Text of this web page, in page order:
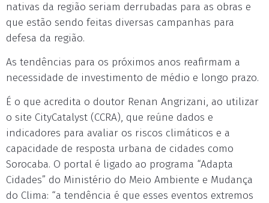
nativas da região seriam derrubadas para as obras e
que estão sendo feitas diversas campanhas para
defesa da região.
As tendências para os próximos anos reafirmam a
necessidade de investimento de médio e longo prazo.
É o que acredita o doutor Renan Angrizani, ao utilizar
o site CityCatalyst (CCRA), que reúne dados e
indicadores para avaliar os riscos climáticos e a
capacidade de resposta urbana de cidades como
Sorocaba. O portal é ligado ao programa “Adapta
Cidades” do Ministério do Meio Ambiente e Mudança
do Clima: “a tendência é que esses eventos extremos